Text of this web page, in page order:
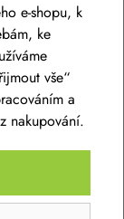
i naše smluvní
objednaného
e-shopu, k
ke
vše“
a
nakupování.